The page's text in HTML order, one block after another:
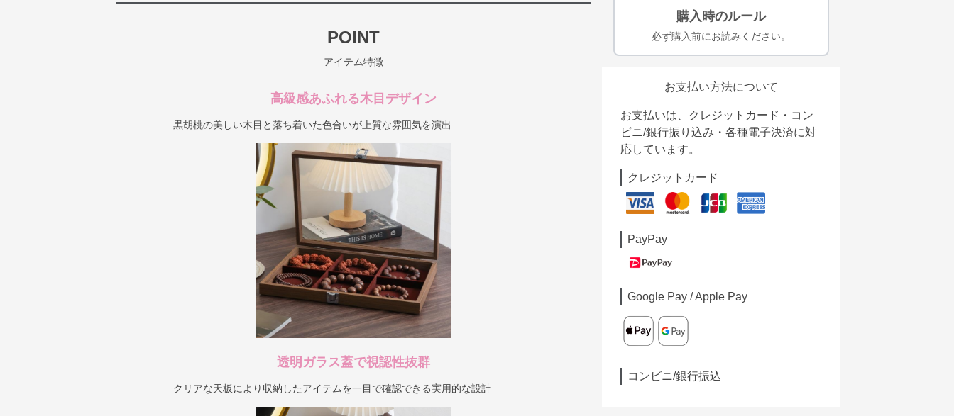
POINT
アイテム特徴
高級感あふれる木目デザイン
黒胡桃の美しい木目と落ち着いた色合いが上質な雰囲気を演出
透明ガラス蓋で視認性抜群
クリアな天板により収納したアイテムを一目で確認できる実用的な設計
購入時のルール
必ず購入前にお読みください。
お支払い方法について
お支払いは、クレジットカード・コン
ビニ/銀行振り込み・各種電子決済に対
応しています。
クレジットカード
PayPay
Google Pay / Apple Pay
コンビニ/銀行振込